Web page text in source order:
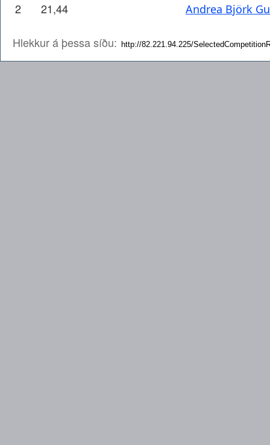
2 21,44 Andrea Björk
Hlekkur á þessa síðu: